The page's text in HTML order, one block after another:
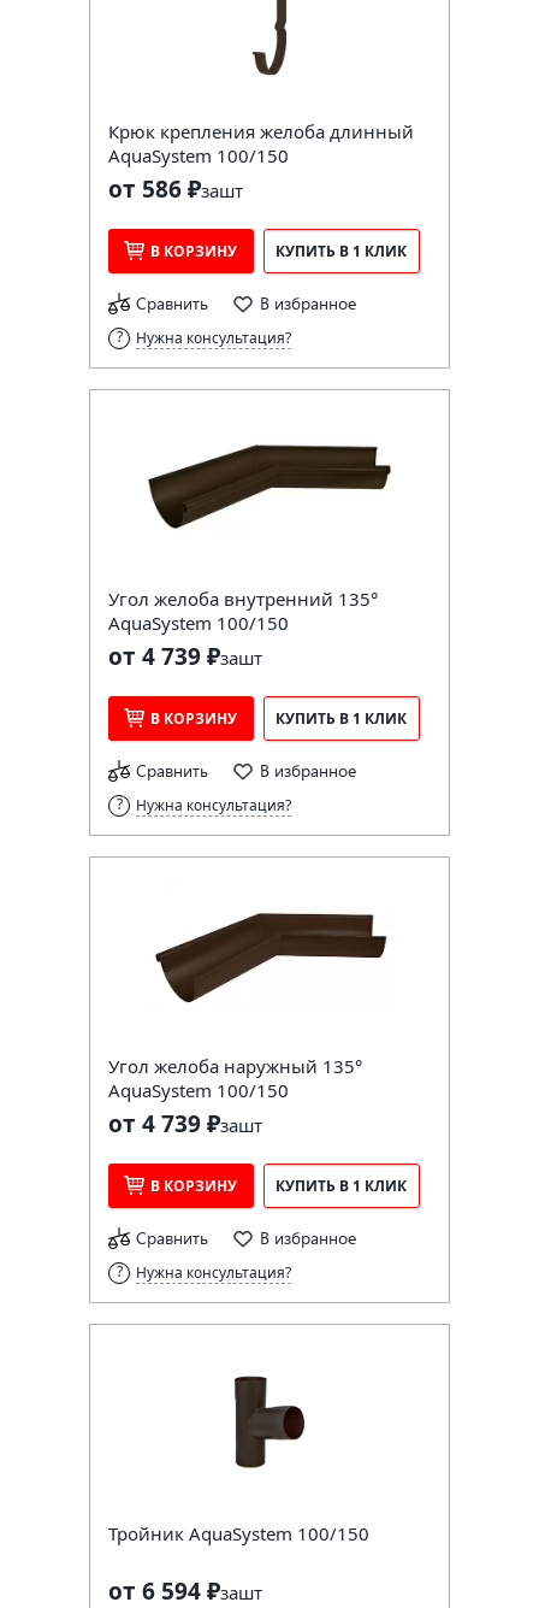
Крюк крепления желоба длинный
AquaSystem 100/150
от 586 ₽зашт
В КОРЗИНУ КУПИТЬ В 1 КЛИК
Сравнить В избранное
Нужна консультация?
Угол желоба внутренний 135°
AquaSystem 100/150
от 4 739 ₽зашт
В КОРЗИНУ КУПИТЬ В 1 КЛИК
Сравнить В избранное
Нужна консультация?
Угол желоба наружный 135°
AquaSystem 100/150
от 4 739 ₽зашт
В КОРЗИНУ КУПИТЬ В 1 КЛИК
Сравнить В избранное
Нужна консультация?
Тройник AquaSystem 100/150
от 6 594 ₽зашт